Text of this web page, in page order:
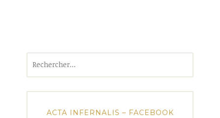
ACTA INFERNALIS – FACEBOOK